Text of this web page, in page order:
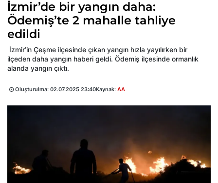
İzmir’de bir yangın daha:
Ödemiş’te 2 mahalle tahliye
edildi
İzmir’in Çeşme ilçesinde çıkan yangın hızla yayılırken bir
ilçeden daha yangın haberi geldi. Ödemiş ilçesinde ormanlık
alanda yangın çıktı.
Oluşturulma: 02.07.2025 23:40Kaynak: AA